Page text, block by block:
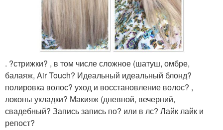
. ?стрижки? , в том числе сложное (шатуш, омбре,
балаяж, Air Touch? Идеальный идеальный блонд?
полировка волос? уход и восстановление волос? ,
локоны укладки? Макияж (дневной, вечерний,
свадебный? Запись запись по? или в лс? Лайк лайк и
репост?